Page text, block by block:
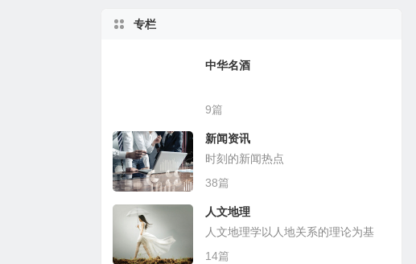
专栏
中华名酒
9篇
新闻资讯
时刻的新闻热点
38篇
人文地理
人文地理学以人地关系的理论为基
础，探讨各种人文现象的地理分布
14篇